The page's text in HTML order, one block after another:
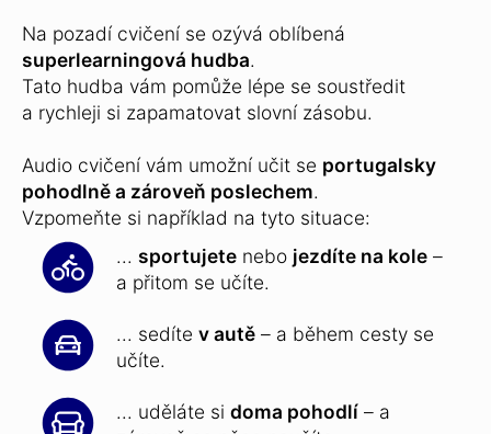
Na pozadí cvičení se ozývá oblíbená
superlearningová hudba.
Tato hudba vám pomůže lépe se soustředit
a rychleji si zapamatovat slovní zásobu.
Audio cvičení vám umožní učit se portugalsky
pohodlně a zároveň poslechem.
Vzpomeňte si například na tyto situace:
... sportujete nebo jezdíte na kole –
a přitom se učíte.
... sedíte v autě – a během cesty se
učíte.
... uděláte si doma pohodlí – a